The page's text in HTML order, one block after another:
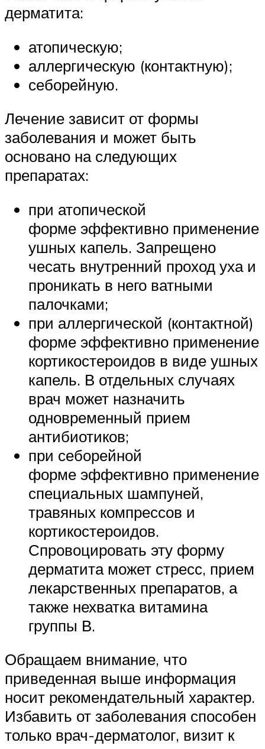
дерматита:
атопическую;
аллергическую (контактную);
себорейную.
Лечение зависит от формы
заболевания и может быть
основано на следующих
препаратах:
при атопической
форме эффективно применение
ушных капель. Запрещено
чесать внутренний проход уха и
проникать в него ватными
палочками;
при аллергической (контактной)
форме эффективно применение
кортикостероидов в виде ушных
капель. В отдельных случаях
врач может назначить
одновременный прием
антибиотиков;
при себорейной
форме эффективно применение
специальных шампуней,
травяных компрессов и
кортикостероидов.
Спровоцировать эту форму
дерматита может стресс, прием
лекарственных препаратов, а
также нехватка витамина
группы В.
Обращаем внимание, что
приведенная выше информация
носит рекомендательный характер.
Избавить от заболевания способен
только врач-дерматолог, визит к